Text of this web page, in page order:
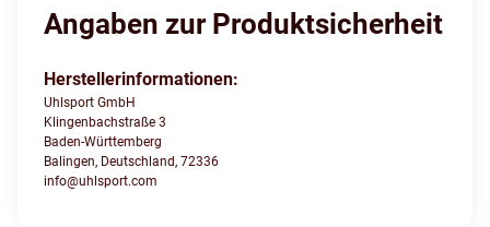
Angaben zur Produktsicherheit
Herstellerinformationen:
Uhlsport GmbH
Klingenbachstraße 3
Baden-Württemberg
Balingen, Deutschland, 72336
info@uhlsport.com